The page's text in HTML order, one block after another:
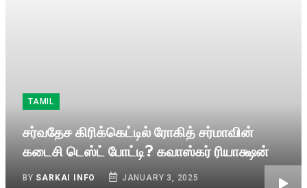
TAMIL
சர்வதேச கிரிக்கெட்டில் ரோகித் சர்மாவின்
கடைசி டெஸ்ட் போட்டி? கவாஸ்கர் ரியாக்ஷன்
BY SARKAI INFO JANUARY 3, 2025